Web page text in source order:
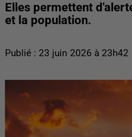
Elles permettent
et la population.
Publié : 23 juin 2026 à 23h42